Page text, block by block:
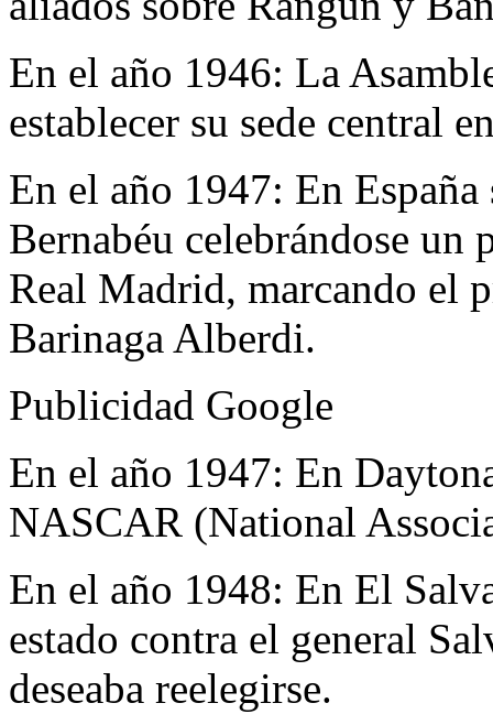
En el año 1946: La
establecer su sede central
En el año 1947: En
Bernabéu celebrándose un
Real Madrid, marcando el
Barinaga Alberdi.
Publicidad Google
En el año 1947: En
NASCAR (National
En el año 1948: En El
estado contra el general
deseaba reelegirse.